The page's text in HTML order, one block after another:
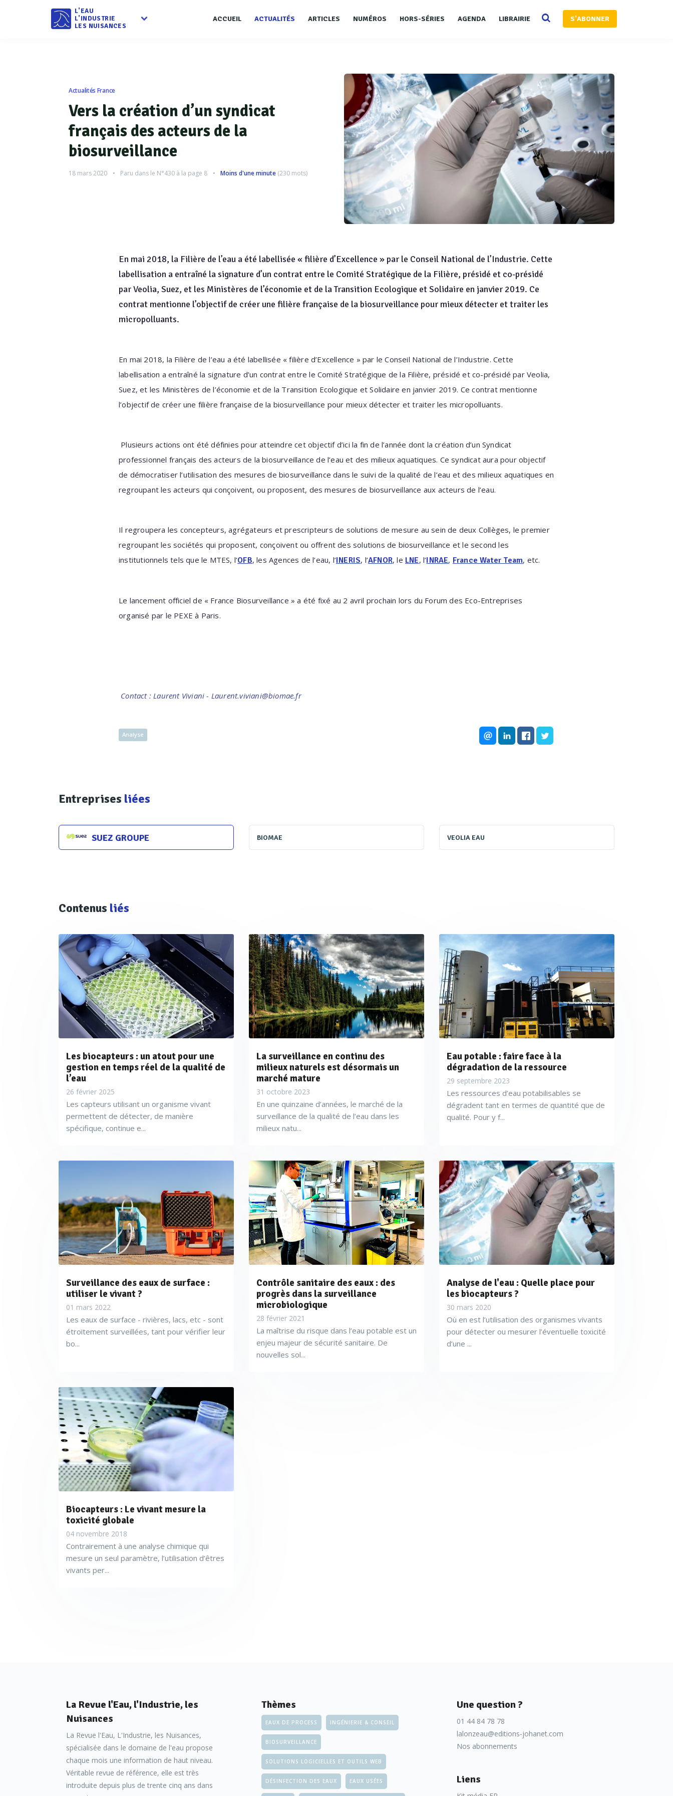
L'EAU
L'INDUSTRIE
LES NUISANCES
ACCUEIL ACTUALITÉS ARTICLES NUMÉROS HORS-SÉRIES AGENDA LIBRAIRIE S'ABONNER
Actualités France
Vers la création d’un syndicat
français des acteurs de la
biosurveillance
18 mars 2020 Paru dans le N°430 à la page 8 Moins d'une minute (230 mots)
En mai 2018, la Filière de l’eau a été labellisée « filière d’Excellence » par le Conseil National de l’Industrie. Cette
labellisation a entraîné la signature d’un contrat entre le Comité Stratégique de la Filière, présidé et co-présidé
par Veolia, Suez, et les Ministères de l’économie et de la Transition Ecologique et Solidaire en janvier 2019. Ce
contrat mentionne l’objectif de créer une filière française de la biosurveillance pour mieux détecter et traiter les
micropolluants.
En mai 2018, la Filière de l’eau a été labellisée « filière d’Excellence » par le Conseil National de l’Industrie. Cette
labellisation a entraîné la signature d’un contrat entre le Comité Stratégique de la Filière, présidé et co-présidé par Veolia,
Suez, et les Ministères de l’économie et de la Transition Ecologique et Solidaire en janvier 2019. Ce contrat mentionne
l’objectif de créer une filière française de la biosurveillance pour mieux détecter et traiter les micropolluants.
Plusieurs actions ont été définies pour atteindre cet objectif d’ici la fin de l’année dont la création d’un Syndicat
professionnel français des acteurs de la biosurveillance de l’eau et des milieux aquatiques. Ce syndicat aura pour objectif
de démocratiser l’utilisation des mesures de biosurveillance dans le suivi de la qualité de l’eau et des milieux aquatiques en
regroupant les acteurs qui conçoivent, ou proposent, des mesures de biosurveillance aux acteurs de l’eau.
Il regroupera les concepteurs, agrégateurs et prescripteurs de solutions de mesure au sein de deux Collèges, le premier
regroupant les sociétés qui proposent, conçoivent ou offrent des solutions de biosurveillance et le second les
institutionnels tels que le MTES, l’OFB, les Agences de l’eau, l’INERIS, l’AFNOR, le LNE, l’INRAE, France Water Team, etc.
Le lancement officiel de « France Biosurveillance » a été fixé au 2 avril prochain lors du Forum des Eco-Entreprises
organisé par le PEXE à Paris.
Contact : Laurent Viviani - Laurent.viviani@biomae.fr
Analyse
Entreprises liées
SUEZ GROUPE BIOMAE VEOLIA EAU
Contenus liés
Les biocapteurs : un atout pour une
gestion en temps réel de la qualité de
l’eau
26 février 2025
Les capteurs utilisant un organisme vivant
permettent de détecter, de manière
spécifique, continue e...
La surveillance en continu des
milieux naturels est désormais un
marché mature
31 octobre 2023
En une quinzaine d’années, le marché de la
surveillance de la qualité de l’eau dans les
milieux natu...
Eau potable : faire face à la
dégradation de la ressource
29 septembre 2023
Les ressources d’eau potabilisables se
dégradent tant en termes de quantité que de
qualité. Pour y f...
Surveillance des eaux de surface :
utiliser le vivant ?
01 mars 2022
Les eaux de surface - rivières, lacs, etc - sont
étroitement surveillées, tant pour vérifier leur
bo...
Contrôle sanitaire des eaux : des
progrès dans la surveillance
microbiologique
28 février 2021
La maîtrise du risque dans l’eau potable est un
enjeu majeur de sécurité sanitaire. De
nouvelles sol...
Analyse de l'eau : Quelle place pour
les biocapteurs ?
30 mars 2020
Où en est l’utilisation des organismes vivants
pour détecter ou mesurer l’éventuelle toxicité
d’une ...
Biocapteurs : Le vivant mesure la
toxicité globale
04 novembre 2018
Contrairement à une analyse chimique qui
mesure un seul paramètre, l’utilisation d’êtres
vivants per...
La Revue l'Eau, l'Industrie, les
Nuisances
La Revue l'Eau, L'Industrie, les Nuisances,
spécialisée dans le domaine de l'eau propose
chaque mois une information de haut niveau.
Véritable revue de référence, elle est très
introduite depuis plus de trente cinq ans dans
Thèmes
EAUX DE PROCESS INGÉNIERIE & CONSEIL
BIOSURVEILLANCE
SOLUTIONS LOGICIELLES ET OUTILS WEB
DÉSINFECTION DES EAUX EAUX USÉES
Une question ?
01 44 84 78 78
lalonzeau@editions-johanet.com
Nos abonnements
Liens